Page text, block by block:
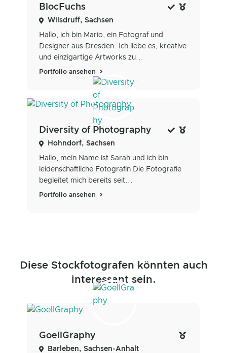
BlocFuchs
Wilsdruff, Sachsen
Hallo, ich bin Mario, ein Fotograf und
Designer aus Dresden. Ich liebe es, kreative
und einzigartige Artworks zu...
Portfolio ansehen
Diversity of Photography
Hohndorf, Sachsen
Hallo, mein Name ist Sarah und ich bin
leidenschaftliche Fotografin Die Fotografie
begleitet mich bereits seit...
Portfolio ansehen
Diese Stockfotografen könnten auch
interessant sein.
GoellGraphy
Barleben, Sachsen-Anhalt